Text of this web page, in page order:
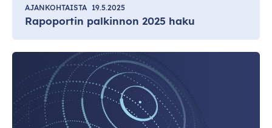
AJANKOHTAISTA 19.5.2025
Rapoportin palkinnon 2025 haku